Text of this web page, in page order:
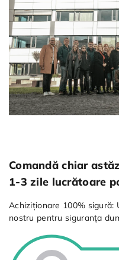
Comandă chiar
1-3 zile lucrătoare
Achiziționare 100%
nostru pentru siguranța